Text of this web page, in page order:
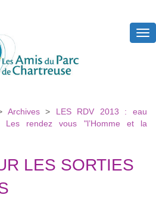
Archives> LES RDV 2013 : eau
Les rendez vous "l’Homme et la
LES SORTIES